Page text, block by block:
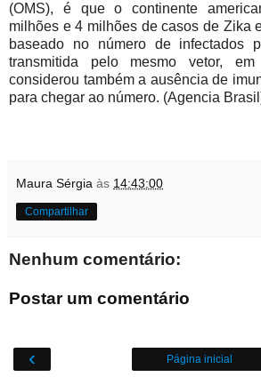
(OMS), é que o continente
milhões e 4 milhões de casos de Zika
baseado no número de infectados
transmitida pelo mesmo vetor,
considerou também a ausência de
para chegar ao número. (Agencia
Maura Sérgia às 14:43:00
Compartilhar
Nenhum comentário:
Postar um comentário
‹ Página inicial